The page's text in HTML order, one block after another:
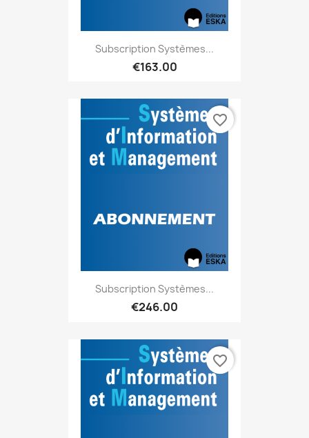
Subscription Systèmes...
€163.00
Subscription Systèmes...
€246.00
favorite_border
favorite_border